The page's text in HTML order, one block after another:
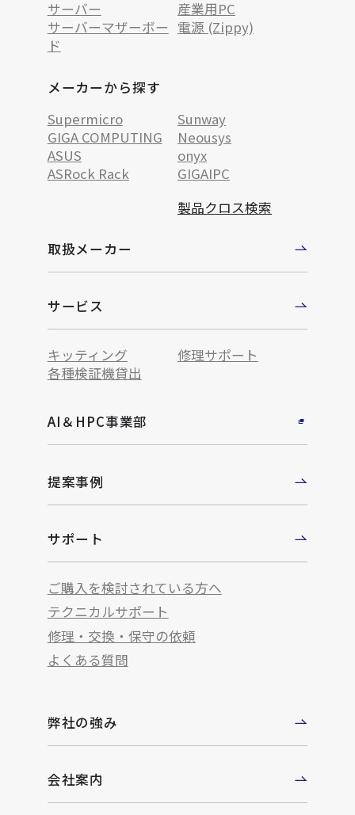
サーバー
産業用PC
サーバーマザーボー
ド
電源 (Zippy)
メーカーから探す
Supermicro
Sunway
GIGA COMPUTING
Neousys
ASUS
onyx
ASRock Rack
GIGAIPC
製品クロス検索
取扱メーカー
サービス
キッティング
修理サポート
各種検証機貸出
AI＆HPC事業部
提案事例
サポート
ご購入を検討されている方へ
テクニカルサポート
修理・交換・保守の依頼
よくある質問
弊社の強み
会社案内